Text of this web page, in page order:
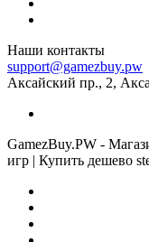
Наши контакты
support@gamezbuy.pw
Аксайский пр., 2,
GamezBuy.PW -
игр | Купить дешево